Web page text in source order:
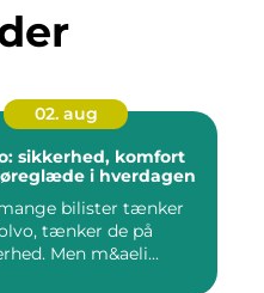
02. aug
sikkerhed, komfort
i hverdagen
bilister tænker
tænker de på
Men m&aeli...